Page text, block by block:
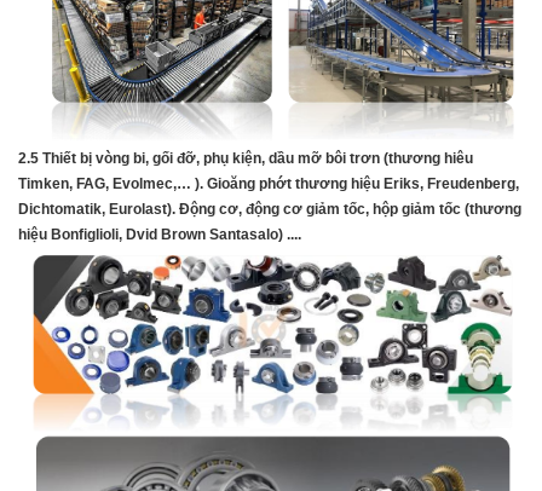
2.5 Thiết bị vòng bi, gối đỡ, phụ kiện, dầu mỡ bôi trơn (thương hiêu
Timken, FAG, Evolmec,… ). Gioăng phớt thương hiệu Eriks, Freudenberg,
Dichtomatik, Eurolast). Động cơ, động cơ giảm tốc, hộp giảm tốc (thương
hiệu Bonfiglioli, Dvid Brown Santasalo) ....